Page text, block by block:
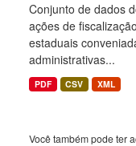
Conjunto de dados
ações de
estaduais
administrativas...
PDF CSV XML
Você também pode ter